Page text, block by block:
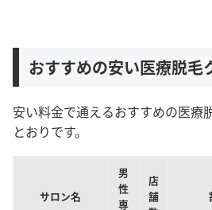
おすすめの安い医療脱毛
安い料金で通えるおすすめの医療
とおりです。
サロン名
男
性
専
店
舗